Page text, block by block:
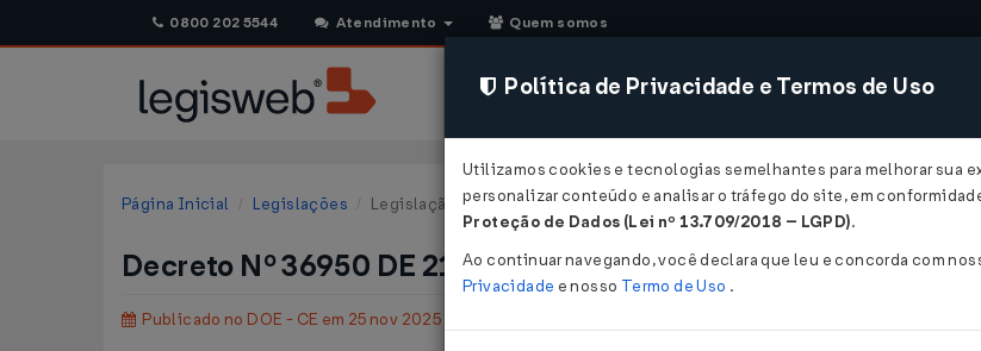
0800 202 5544 Atendimento Quem somos
CONSULTORIA SISTEMAS
Página Inicial Legislações Legislação Estadual - Ceará
Decreto Nº 36950 DE 21/11/2025
Publicado no DOE - CE em 25 nov 2025
Política de Privacidade e Termos de Uso
Utilizamos cookies e tecnologias semelhantes para melhorar sua
personalizar conteúdo e analisar o tráfego do site, em
Proteção de Dados (Lei nº 13.709/2018 – LGPD).
Ao continuar navegando, você declara que leu e concorda com
Privacidade e nosso Termo de Uso .